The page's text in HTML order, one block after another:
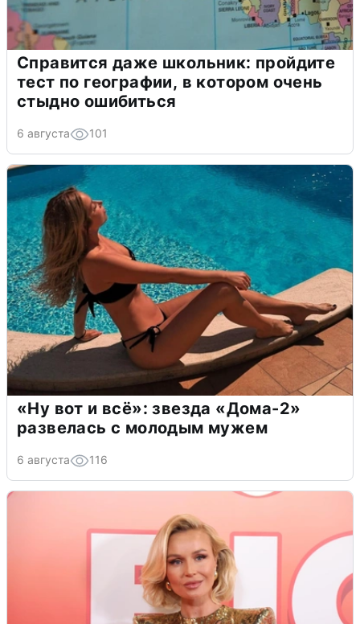
Справится даже школьник: пройдите
тест по географии, в котором очень
стыдно ошибиться
6 августа 101
«Ну вот и всё»: звезда «Дома-2»
развелась с молодым мужем
6 августа 116